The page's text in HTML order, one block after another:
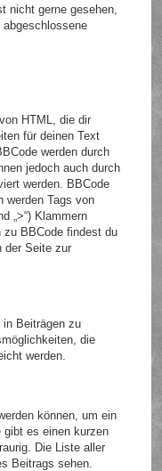
nicht gerne gesehen,
abgeschlossene
HTML, die dir
für deinen Text
werden durch
jedoch auch durch
werden. BBCode
werden Tags von
„>“) Klammern
zu BBCode findest du
der Seite zur
Beiträgen zu
die
werden.
können, um ein
gibt es einen kurzen
Die Liste aller
Beitrags sehen.